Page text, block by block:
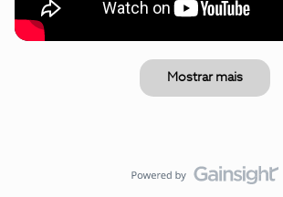
Mostrar mais